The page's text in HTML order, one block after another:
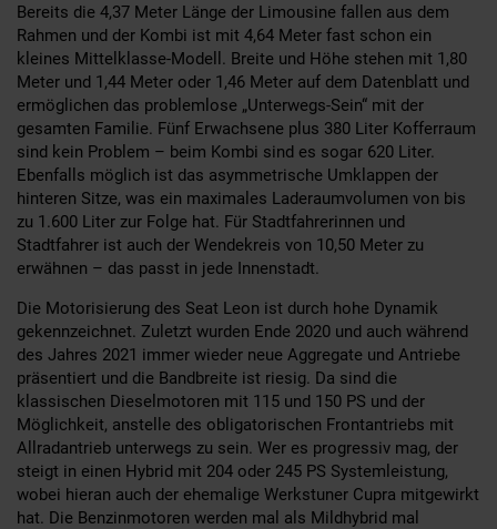
Bereits die 4,37 Meter Länge der Limousine fallen aus dem
Rahmen und der Kombi ist mit 4,64 Meter fast schon ein
kleines Mittelklasse-Modell. Breite und Höhe stehen mit 1,80
Meter und 1,44 Meter oder 1,46 Meter auf dem Datenblatt und
ermöglichen das problemlose „Unterwegs-Sein“ mit der
gesamten Familie. Fünf Erwachsene plus 380 Liter Kofferraum
sind kein Problem – beim Kombi sind es sogar 620 Liter.
Ebenfalls möglich ist das asymmetrische Umklappen der
hinteren Sitze, was ein maximales Laderaumvolumen von bis
zu 1.600 Liter zur Folge hat. Für Stadtfahrerinnen und
Stadtfahrer ist auch der Wendekreis von 10,50 Meter zu
erwähnen – das passt in jede Innenstadt.
Die Motorisierung des Seat Leon ist durch hohe Dynamik
gekennzeichnet. Zuletzt wurden Ende 2020 und auch während
des Jahres 2021 immer wieder neue Aggregate und Antriebe
präsentiert und die Bandbreite ist riesig. Da sind die
klassischen Dieselmotoren mit 115 und 150 PS und der
Möglichkeit, anstelle des obligatorischen Frontantriebs mit
Allradantrieb unterwegs zu sein. Wer es progressiv mag, der
steigt in einen Hybrid mit 204 oder 245 PS Systemleistung,
wobei hieran auch der ehemalige Werkstuner Cupra mitgewirkt
hat. Die Benzinmotoren werden mal als Mildhybrid mal